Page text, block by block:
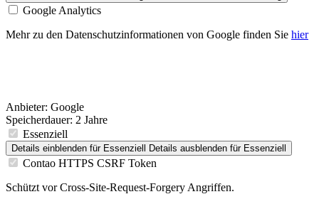
Google Analytics
Mehr zu den Datenschutzinformationen von Google finden Sie hier
Anbieter: Google
Speicherdauer: 2 Jahre
Essenziell
Details einblenden für Essenziell Details ausblenden für Essenziell
Contao HTTPS CSRF Token
Schützt vor Cross-Site-Request-Forgery Angriffen.